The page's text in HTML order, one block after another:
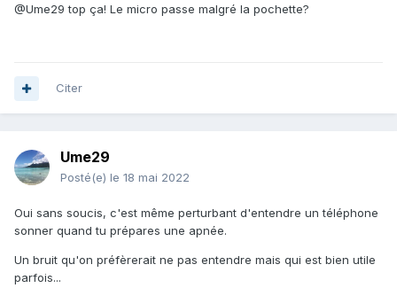
@Ume29 top ça! Le micro passe malgré la pochette?
Citer
Ume29
Posté(e) le 18 mai 2022
Oui sans soucis, c'est même perturbant d'entendre un téléphone
sonner quand tu prépares une apnée.
Un bruit qu'on préfèrerait ne pas entendre mais qui est bien utile
parfois...